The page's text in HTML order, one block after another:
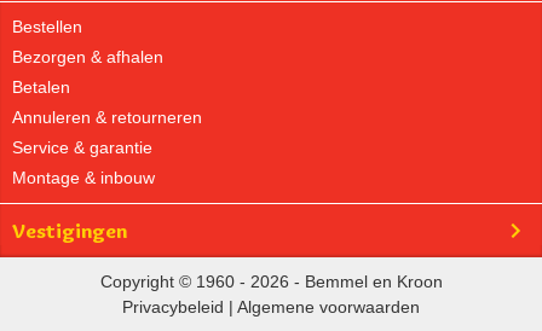
Bestellen
Bezorgen & afhalen
Betalen
Annuleren & retourneren
Service & garantie
Montage & inbouw
Vestigingen
Copyright © 1960 - 2026 - Bemmel en Kroon
Privacybeleid | Algemene voorwaarden